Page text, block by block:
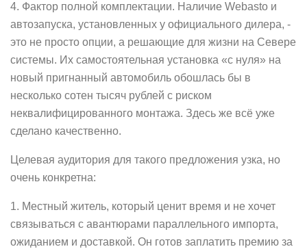
4. Фактор полной комплектации. Наличие Webasto и
автозапуска, установленных у официального дилера, -
это не просто опции, а решающие для жизни на Севере
системы. Их самостоятельная установка «с нуля» на
новый пригнанный автомобиль обошлась бы в
несколько сотен тысяч рублей с риском
неквалифицированного монтажа. Здесь же всё уже
сделано качественно.
Целевая аудитория для такого предложения узка, но
очень конкретна:
1. Местный житель, который ценит время и не хочет
связываться с авантюрами параллельного импорта,
ожиданием и доставкой. Он готов заплатить премию за